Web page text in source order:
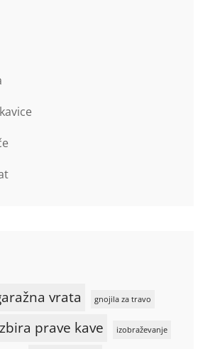
vrata gnojila za travo
prave kave izobraževanje